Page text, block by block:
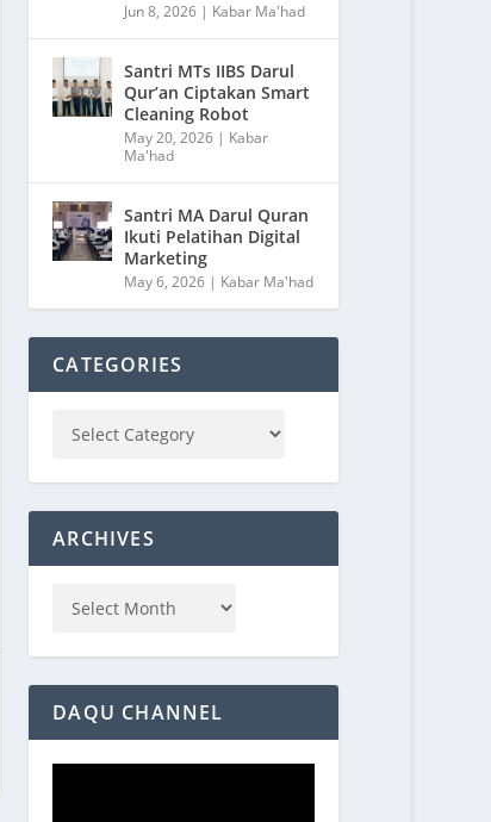
Jun 8, 2026 | Kabar Ma'had
Santri MTs IIBS Darul
Qur’an Ciptakan Smart
Cleaning Robot
May 20, 2026 | Kabar
Ma'had
Santri MA Darul Quran
Ikuti Pelatihan Digital
Marketing
May 6, 2026 | Kabar Ma'had
CATEGORIES
ARCHIVES
DAQU CHANNEL